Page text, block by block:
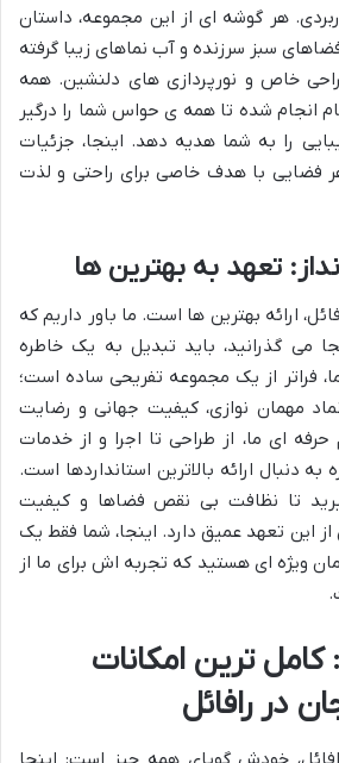
هر گوشه ای از این مجموعه، داستان
سبز سرزنده و آب نماهای زیبا گرفته
خاص و نورپردازی های دلنشین. همه
انجام شده تا همه ی حواس شما را درگیر
را به شما هدیه دهد. اینجا، جزئیات
فضایی با هدف خاصی برای راحتی و لذت
تعهد به بهترین ها
ارائه بهترین ها است. ما باور داریم که
می گذرانید، باید تبدیل به یک خاطره
فراتر از یک مجموعه تفریحی ساده است؛
مهمان نوازی، کیفیت جهانی و رضایت
ای ما، از طراحی تا اجرا و از خدمات
به دنبال ارائه بالاترین استانداردها است.
تا نظافت بی نقص فضاها و کیفیت
این تعهد عمیق دارد. اینجا، شما فقط یک
ویژه ای هستید که تجربه اش برای ما از
ترین امکانات
در رافائل